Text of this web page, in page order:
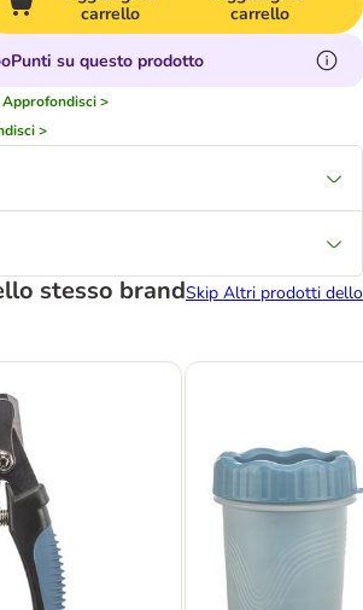
carrello
carrello
su questo prodotto
Approfondisci >
>
stesso brandSkip Altri prodotti dello